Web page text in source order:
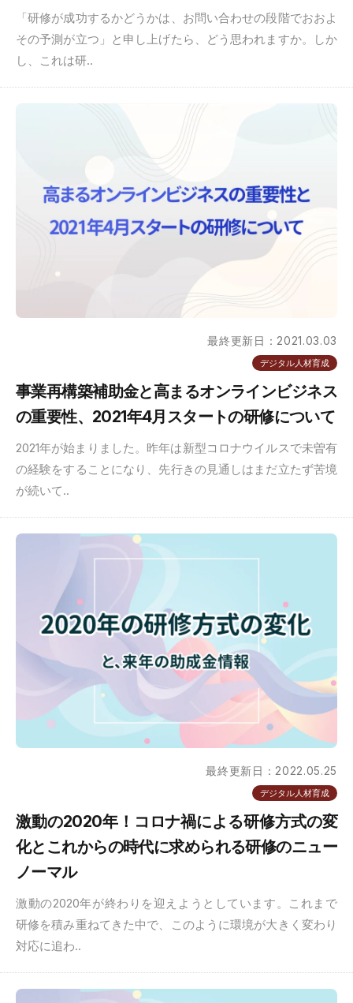
「研修が成功するかどうかは、お問い合わせの段階でおおよ
その予測が立つ」と申し上げたら、どう思われますか。しか
し、これは研..
最終更新日：2021.03.03
デジタル人材育成
事業再構築補助金と高まるオンラインビジネス
の重要性、2021年4月スタートの研修について
2021年が始まりました。昨年は新型コロナウイルスで未曽有
の経験をすることになり、先行きの見通しはまだ立たず苦境
が続いて..
最終更新日：2022.05.25
デジタル人材育成
激動の2020年！コロナ禍による研修方式の変
化とこれからの時代に求められる研修のニュー
ノーマル
激動の2020年が終わりを迎えようとしています。これまで
研修を積み重ねてきた中で、このように環境が大きく変わり
対応に追わ..